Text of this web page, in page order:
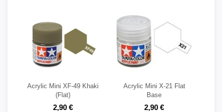
Acrylic Mini XF-49 Khaki
(Flat)
2,90 €
Acrylic Mini X-21 Flat
Base
2,90 €